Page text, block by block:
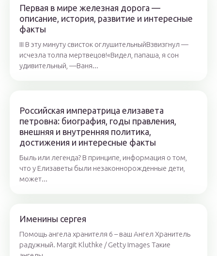
Первая в мире железная дорога —
описание, история, развитие и интересные
факты
III В эту минуту свисток оглушительныйВзвизгнул —
исчезла толпа мертвецов!«Видел, папаша, я сон
удивительный, —Ваня...
Российская императрица елизавета
петровна: биография, годы правления,
внешняя и внутренняя политика,
достижения и интересные факты
Быль или легенда? В принципе, информация о том,
что у Елизаветы были незаконнорожденные дети,
может...
Именины сергея
Помощь ангела хранителя 6 – ваш Ангел Хранитель
радужный. Margit Kluthke / Getty Images Такие